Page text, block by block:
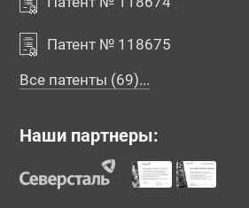
Патент № 118675
Все патенты (69)...
Наши партнеры: